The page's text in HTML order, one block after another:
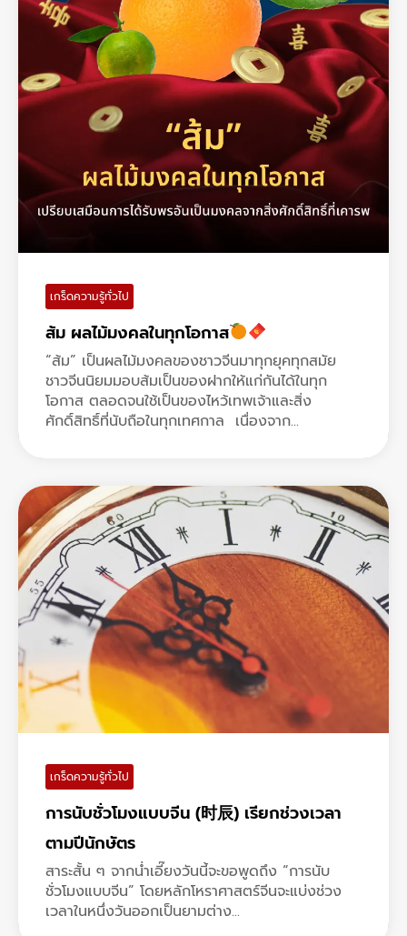
เกร็ดความรู้ทั่วไป
ส้ม ผลไม้มงคลในทุกโอกาส
“ส้ม” เป็นผลไม้มงคลของชาวจีนมาทุกยุคทุกสมัย
ชาวจีนนิยมมอบส้มเป็นของฝากให้แก่กันได้ในทุก
โอกาส ตลอดจนใช้เป็นของไหว้เทพเจ้าและสิ่ง
ศักดิ์สิทธิ์ที่นับถือในทุกเทศกาล เนื่องจาก...
เกร็ดความรู้ทั่วไป
การนับชั่วโมงแบบจีน (时辰) เรียกช่วงเวลา
ตามปีนักษัตร
สาระสั้น ๆ จากน่ำเอี๊ยงวันนี้จะขอพูดถึง “การนับ
ชั่วโมงแบบจีน” โดยหลักโหราศาสตร์จีนจะแบ่งช่วง
เวลาในหนึ่งวันออกเป็นยามต่าง...